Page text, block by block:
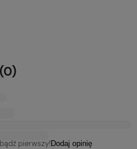
pierwszy! Dodaj opinię